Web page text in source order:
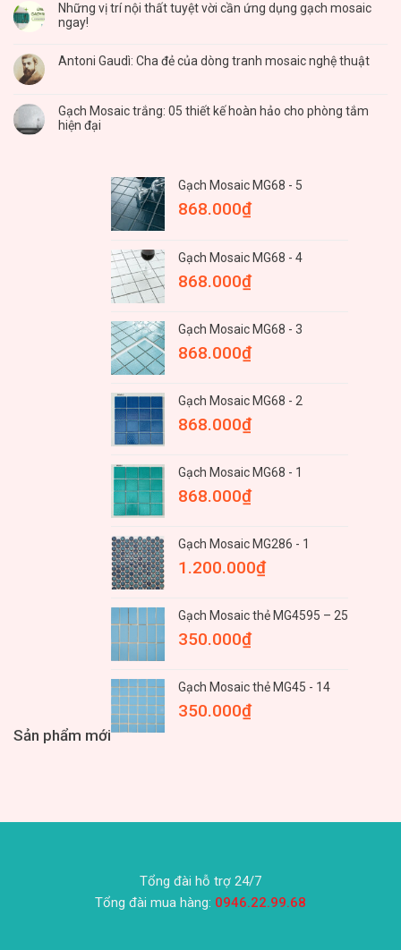
Những vị trí nội thất tuyệt vời cần ứng dụng gạch mosaic
ngay!
Antoni Gaudì: Cha đẻ của dòng tranh mosaic nghệ thuật
Gạch Mosaic trắng: 05 thiết kế hoàn hảo cho phòng tắm
hiện đại
Sản phẩm mới
Gạch Mosaic MG68 - 5
868.000₫
Gạch Mosaic MG68 - 4
868.000₫
Gạch Mosaic MG68 - 3
868.000₫
Gạch Mosaic MG68 - 2
868.000₫
Gạch Mosaic MG68 - 1
868.000₫
Gạch Mosaic MG286 - 1
1.200.000₫
Gạch Mosaic thẻ MG4595 – 25
350.000₫
Gạch Mosaic thẻ MG45 - 14
350.000₫
Tổng đài hỗ trợ 24/7
Tổng đài mua hàng: 0946.22.99.68